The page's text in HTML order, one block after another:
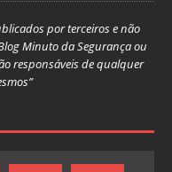
por terceiros e não
Minuto da Segurança ou
responsáveis de qualquer